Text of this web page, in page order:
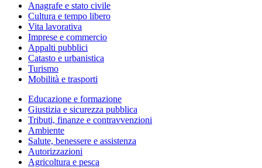
Anagrafe e stato civile
Cultura e tempo libero
Vita lavorativa
Imprese e commercio
Appalti pubblici
Catasto e urbanistica
Turismo
Mobilità e trasporti
Educazione e formazione
Giustizia e sicurezza pubblica
Tributi, finanze e contravvenzioni
Ambiente
Salute, benessere e assistenza
Autorizzazioni
Agricoltura e pesca